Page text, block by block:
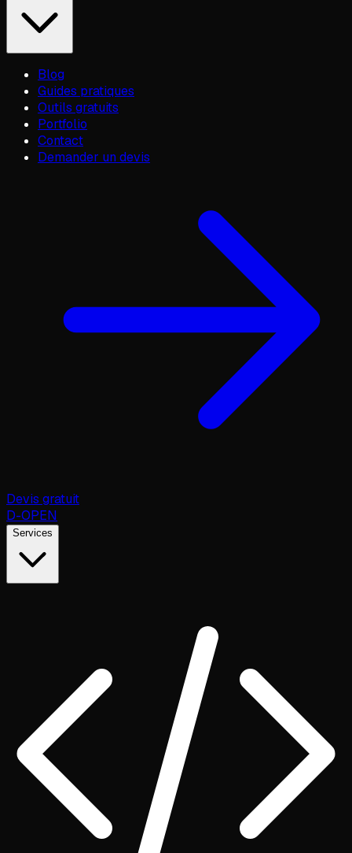
Blog
Guides pratiques
Outils gratuits
Portfolio
Contact
Demander un devis
Devis gratuit
D-OPEN
Services